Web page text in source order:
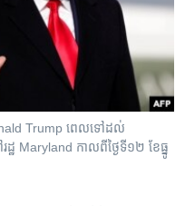
Trump ពេលទៅដល់
ឋ Maryland កាលពីថ្ងៃទី១២ ខែធ្នូ